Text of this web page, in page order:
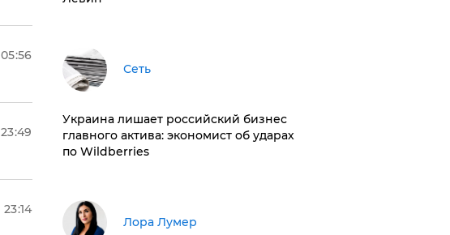
05:56
23:49
23:14
Сеть
​Украина лишает российский бизнес
главного актива: экономист об ударах
по Wildberries
​Лора Лумер